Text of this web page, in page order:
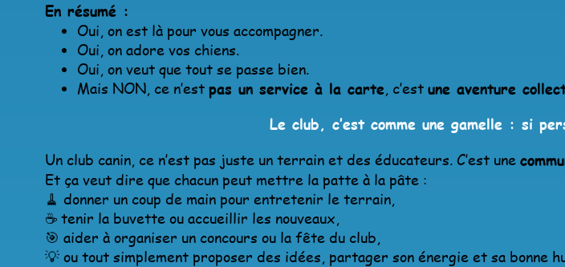
En résumé :
Oui, on est là pour vous accompagner.
Oui, on adore vos chiens.
Oui, on veut que tout se passe bien.
Mais NON, ce n’est pas un service à la carte, c’est une aventure
Le club, c’est comme une gamelle : si
Un club canin, ce n’est pas juste un terrain et des éducateurs. C’est une
Et ça veut dire que chacun peut mettre la patte à la pâte :
🧹 donner un coup de main pour entretenir le terrain,
☕ tenir la buvette ou accueillir les nouveaux,
🎯 aider à organiser un concours ou la fête du club,
💡 ou tout simplement proposer des idées, partager son énergie et sa bonne